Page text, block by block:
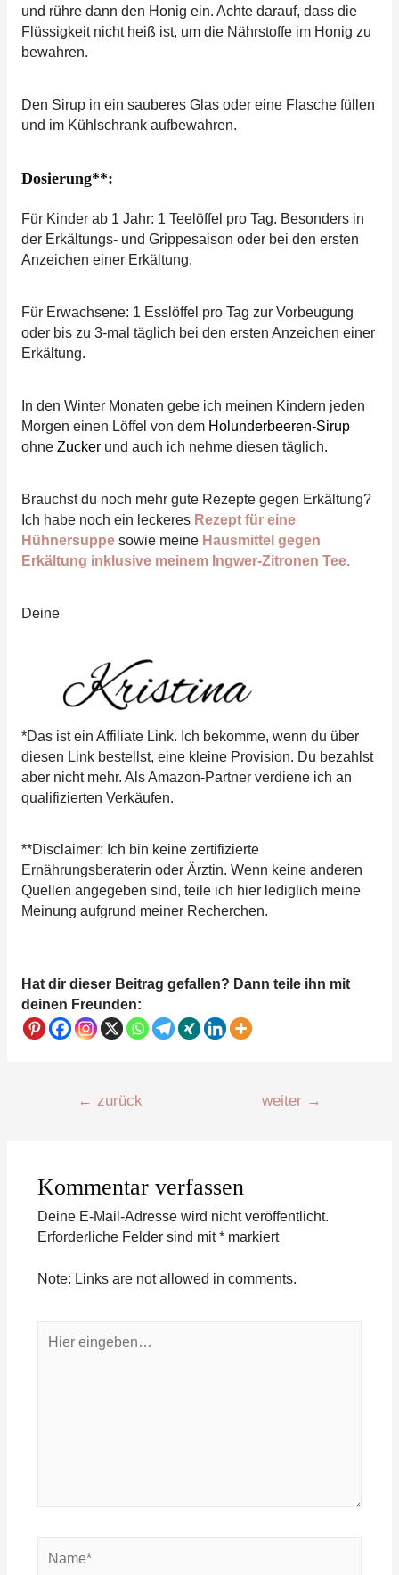
und rühre dann den Honig ein. Achte darauf, dass die
Flüssigkeit nicht heiß ist, um die Nährstoffe im Honig zu
bewahren.
Den Sirup in ein sauberes Glas oder eine Flasche füllen
und im Kühlschrank aufbewahren.
Dosierung**:
Für Kinder ab 1 Jahr: 1 Teelöffel pro Tag. Besonders in
der Erkältungs- und Grippesaison oder bei den ersten
Anzeichen einer Erkältung.
Für Erwachsene: 1 Esslöffel pro Tag zur Vorbeugung
oder bis zu 3-mal täglich bei den ersten Anzeichen einer
Erkältung.
In den Winter Monaten gebe ich meinen Kindern jeden
Morgen einen Löffel von dem Holunderbeeren-Sirup
ohne Zuckerund auch ich nehme diesen täglich.
Brauchst du noch mehr gute Rezepte gegen Erkältung?
Ich habe noch ein leckeres Rezept für eine
Hühnersuppesowie meine Hausmittel gegen
Erkältung inklusive meinem Ingwer-Zitronen Tee.
Deine
*Das ist ein Affiliate Link. Ich bekomme, wenn du über
diesen Link bestellst, eine kleine Provision. Du bezahlst
aber nicht mehr. Als Amazon-Partner verdiene ich an
qualifizierten Verkäufen.
**Disclaimer: Ich bin keine zertifizierte
Ernährungsberaterin oder Ärztin. Wenn keine anderen
Quellen angegeben sind, teile ich hier lediglich meine
Meinung aufgrund meiner Recherchen.
Hat dir dieser Beitrag gefallen? Dann teile ihn mit
deinen Freunden:
Beitragsnavigation
← zurück weiter →
Kommentar verfassen
Deine E-Mail-Adresse wird nicht veröffentlicht.
Erforderliche Felder sind mit*markiert
Note: Links are not allowed in comments.
eingeben…